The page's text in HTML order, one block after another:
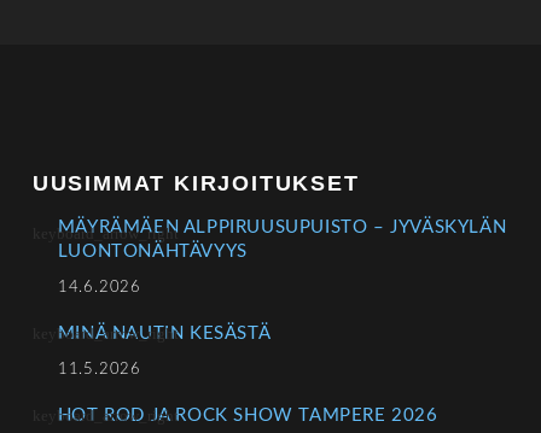
UUSIMMAT KIRJOITUKSET
MÄYRÄMÄEN ALPPIRUUSUPUISTO – JYVÄSKYLÄN
LUONTONÄHTÄVYYS
14.6.2026
MINÄ NAUTIN KESÄSTÄ
11.5.2026
HOT ROD JA ROCK SHOW TAMPERE 2026